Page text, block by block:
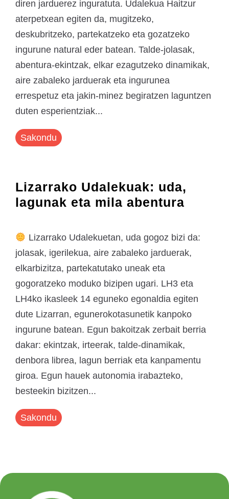
diren jarduerez inguratuta. Udalekua Haitzur
aterpetxean egiten da, mugitzeko,
deskubritzeko, partekatzeko eta gozatzeko
ingurune natural eder batean. Talde-jolasak,
abentura-ekintzak, elkar ezagutzeko dinamikak,
aire zabaleko jarduerak eta ingurunea
errespetuz eta jakin-minez begiratzen laguntzen
duten esperientziak...
Sakondu
Lizarrako Udalekuak: uda,
lagunak eta mila abentura
Lizarrako Udalekuetan, uda gogoz bizi da:
jolasak, igerilekua, aire zabaleko jarduerak,
elkarbizitza, partekatutako uneak eta
gogoratzeko moduko bizipen ugari. LH3 eta
LH4ko ikasleek 14 eguneko egonaldia egiten
dute Lizarran, egunerokotasunetik kanpoko
ingurune batean. Egun bakoitzak zerbait berria
dakar: ekintzak, irteerak, talde-dinamikak,
denbora librea, lagun berriak eta kanpamentu
giroa. Egun hauek autonomia irabazteko,
besteekin bizitzen...
Sakondu